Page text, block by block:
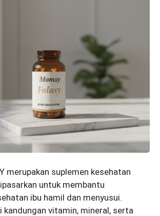
merupakan suplemen kesehatan
untuk membantu
ibu hamil dan menyusui.
kandungan vitamin, mineral, serta